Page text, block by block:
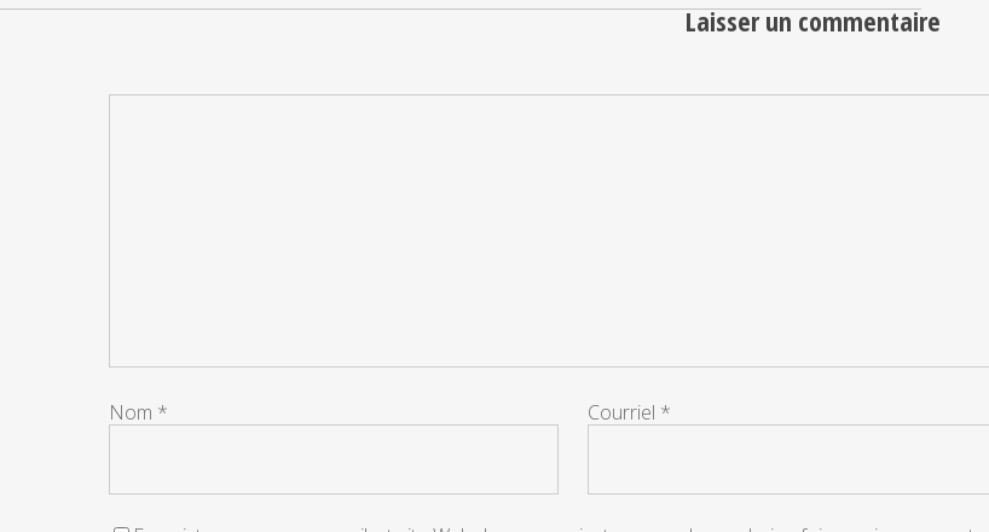
Laisser un commentaire
Nom * Courriel *